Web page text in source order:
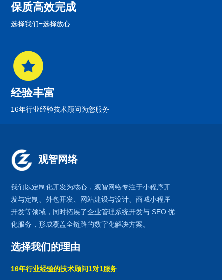
保质高效完成
选择我们=选择放心
经验丰富
16年行业经验技术顾问为您服务
观智网络
我们以定制化开发为核心，观智网络专注于小程序开
发与定制、外包开发、 网站建设与设计、商城小程序
开发等领域，同时拓展了企业管理系统开发与 SEO 优
化服务，形成覆盖全链路的数字化解决方案。
选择我们的理由
16年行业经验的技术顾问1对1服务